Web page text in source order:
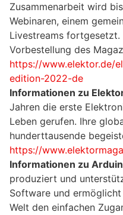
Zusammenarbeit wird
Webinaren, einem
Livestreams fortgesetzt.
Vorbestellung des
https://www.elektor.de/
edition-2022-de
Informationen zu
Jahren die erste
Leben gerufen. Ihre
hunderttausende
https://
Informationen zu
produziert und
Software und
Welt den einfachen